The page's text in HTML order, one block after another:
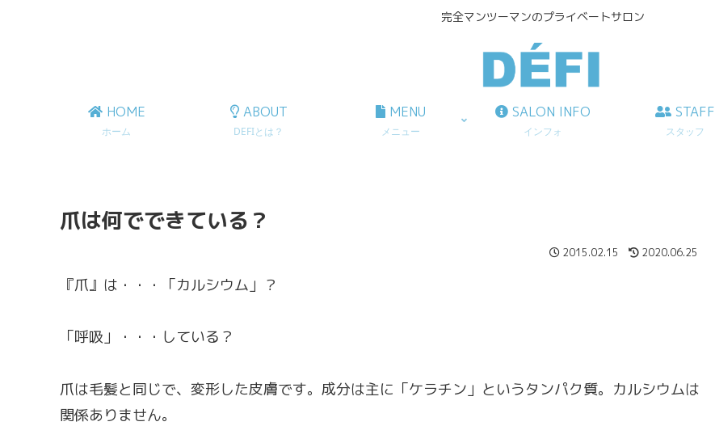
完全マンツーマンのプライベートサロン
HOME
ホーム
ABOUT
DEFIとは？
MENU
メニュー
SALON INFO
インフォ
STAFF
スタッフ
爪は何でできている？
2015.02.15 2020.06.25
『爪』は・・・「カルシウム」？
「呼吸」・・・している？
爪は毛髪と同じで、変形した皮膚です。成分は主に「ケラチン」というタンパク質。カルシウムは
関係ありません。